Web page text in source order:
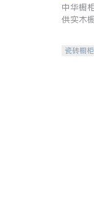
中华橱
供实木
机。品
瓷砖橱柜